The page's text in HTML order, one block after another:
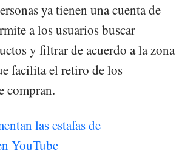
ya tienen una cuenta de
a los usuarios buscar
y filtrar de acuerdo a la zona
facilita el retiro de los
compran.
las estafas de
YouTube